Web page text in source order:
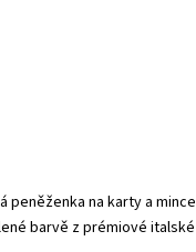
peněženka na karty a mince
barvě z prémiové